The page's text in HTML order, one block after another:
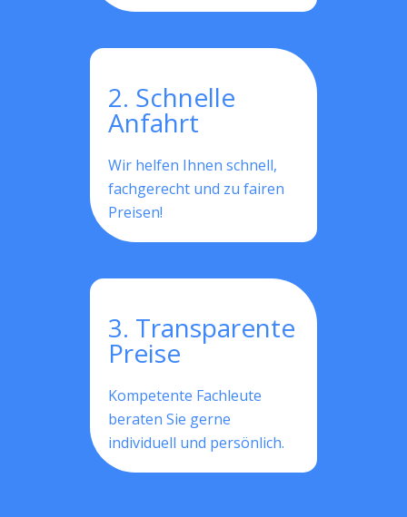
2. Schnelle
Anfahrt
Wir helfen Ihnen schnell,
fachgerecht und zu fairen
Preisen!
3. Transparente
Preise
Kompetente Fachleute
beraten Sie gerne
individuell und persönlich.